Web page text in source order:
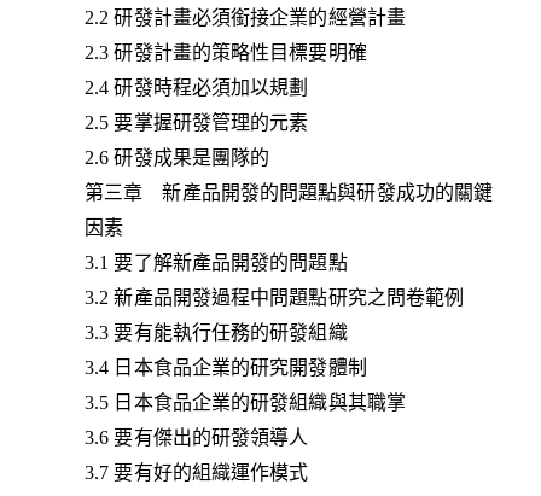
2.2 研發計畫必須銜接企業的經營計畫
2.3 研發計畫的策略性目標要明確
2.4 研發時程必須加以規劃
2.5 要掌握研發管理的元素
2.6 研發成果是團隊的
第三章 新產品開發的問題點與研發成功的關鍵
因素
3.1 要了解新產品開發的問題點
3.2 新產品開發過程中問題點研究之問卷範例
3.3 要有能執行任務的研發組織
3.4 日本食品企業的研究開發體制
3.5 日本食品企業的研發組織與其職掌
3.6 要有傑出的研發領導人
3.7 要有好的組織運作模式